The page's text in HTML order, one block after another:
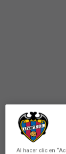
Al hacer clic en